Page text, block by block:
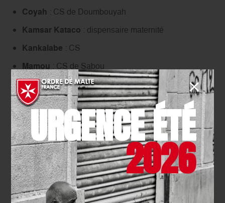
Coyah : CS de Doumbouyah
Kamsar Kataco : dispensaire maternité
Kankalabe : CS
Mamou : CS de Sabou
N’Zékéoré: dispensaire Sainte Monique de Samoe
Samantan: CS
Sangareah: CS
Labe: Centre de santé Saint Raphaël de Koulidara
Extension de la stratégie
URGENCE ÉTÉ
2026